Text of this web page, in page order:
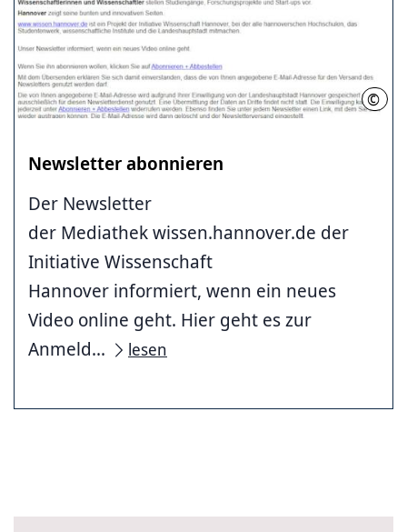
©
Newsletter abonnieren
Der Newsletter
der Mediathek wissen.hannover.de der
Initiative Wissenschaft
Hannover informiert, wenn ein neues
Video online geht. Hier geht es zur
Anmeld...
lesen